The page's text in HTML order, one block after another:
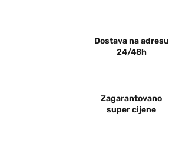
Dostava na adresu
24/48h
Zagarantovano
super cijene